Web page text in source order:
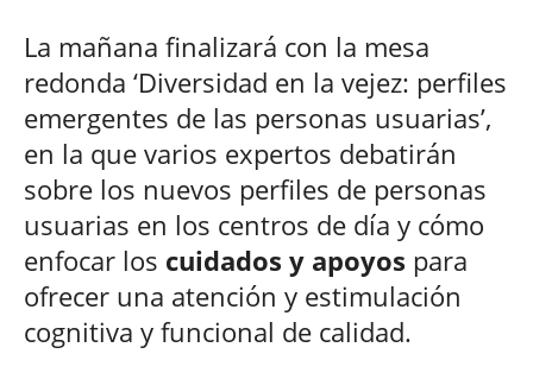
La mañana finalizará con la mesa
redonda ‘Diversidad en la vejez: perfiles
emergentes de las personas usuarias’,
en la que varios expertos debatirán
sobre los nuevos perfiles de personas
usuarias en los centros de día y cómo
enfocar los cuidados y apoyos para
ofrecer una atención y estimulación
cognitiva y funcional de calidad.